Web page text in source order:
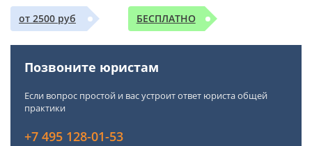
от 2500 руб БЕСПЛАТНО
Позвоните юристам
Если вопрос простой и вас устроит ответ юриста общей
практики
+7 495 128-01-53